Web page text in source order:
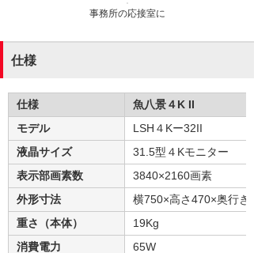
事務所の応接室に
仕様
仕様
魚八景４K II
モデル
LSH４Kー32II
液晶サイズ
31.5型４Kモニター
表示部画素数
3840×2160画素
外形寸法
横750×高さ470×奥行き
重さ（本体）
19Kg
消費電力
65W